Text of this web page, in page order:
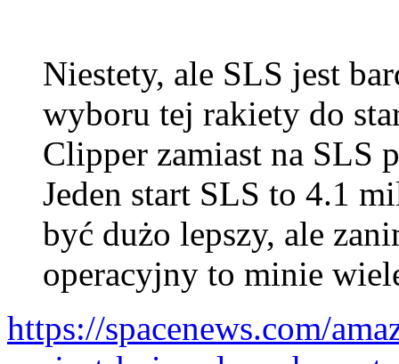
Niestety, ale SLS jest
wyboru tej rakiety do
Clipper zamiast na SLS
Jeden start SLS to 4.1
być dużo lepszy, ale
operacyjny to minie
https://spacenews.com/